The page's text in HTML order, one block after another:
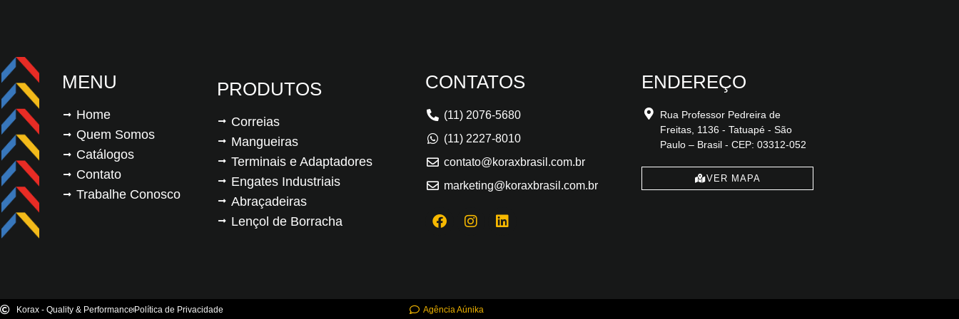
MENU
Home
Quem Somos
Catálogos
Contato
Trabalhe Conosco
PRODUTOS
Correias
Mangueiras
Terminais e Adaptadores
Engates Industriais
Abraçadeiras
Lençol de Borracha
CONTATOS
(11) 2076-5680
(11) 2227-8010
contato@koraxbrasil.com.br
marketing@koraxbrasil.com.br
ENDEREÇO
Rua Professor Pedreira de
Freitas, 1136 - Tatuapé - São
Paulo – Brasil - CEP: 03312-052
VER MAPA
Korax - Quality & PerformancePolítica de Privacidade Agência Aúnika